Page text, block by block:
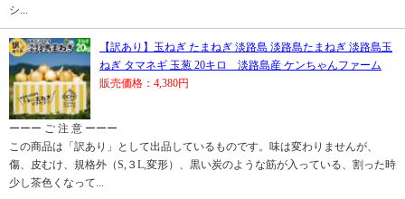
シ...
【訳あり】玉ねぎ たまねぎ 淡路島 淡路島たまねぎ 淡路島玉
ねぎ タマネギ 玉葱 20キロ 淡路島産 ケンちゃんファーム
販売価格：4,380円
ーーー ご 注 意 ーーー
この商品は「訳あり」として出品しているものです。味は変わりませんが、
傷、皮むけ、規格外（S,３L,変形）、黒い炭のような筋が入っている、割った時
少し茶色くなって...